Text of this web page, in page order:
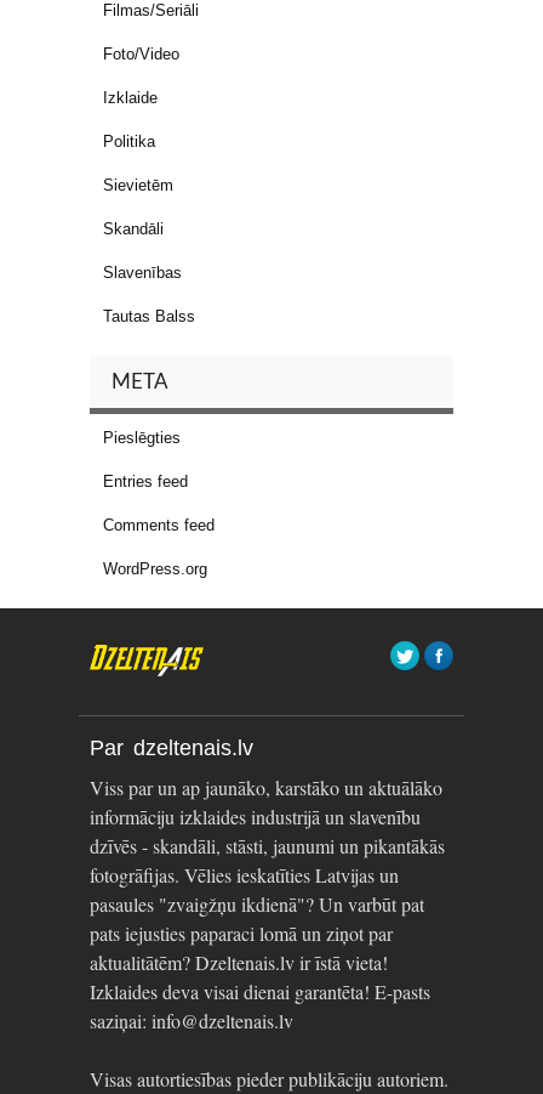
Filmas/Seriāli
Foto/Video
Izklaide
Politika
Sievietēm
Skandāli
Slavenības
Tautas Balss
META
Pieslēgties
Entries feed
Comments feed
WordPress.org
Par dzeltenais.lv
Viss par un ap jaunāko, karstāko un aktuālāko
informāciju izklaides industrijā un slavenību
dzīvēs - skandāli, stāsti, jaunumi un pikantākās
fotogrāfijas. Vēlies ieskatīties Latvijas un
pasaules "zvaigžņu ikdienā"? Un varbūt pat
pats iejusties paparaci lomā un ziņot par
aktualitātēm? Dzeltenais.lv ir īstā vieta!
Izklaides deva visai dienai garantēta! E-pasts
saziņai: info@dzeltenais.lv
Visas autortiesības pieder publikāciju autoriem.